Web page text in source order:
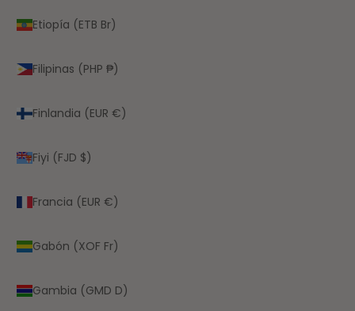
Etiopía (ETB Br)
Filipinas (PHP ₱)
Finlandia (EUR €)
Fiyi (FJD $)
Francia (EUR €)
Gabón (XOF Fr)
Gambia (GMD D)